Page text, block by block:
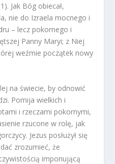
Jak Bóg obiecał,
nie do Izraela mocnego i
– lecz pokornego i
Panny Maryi; z Niej
weźmie początek nowy
na świecie, by odnowić
Pomija wielkich i
i rzeczami pokornymi,
rzucone w rolę, jak
Jezus posłużył się
zrozumieć, że
imponującą